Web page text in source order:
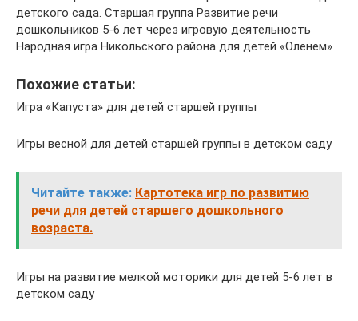
детского сада. Старшая группа Развитие речи
дошкольников 5-6 лет через игровую деятельность
Народная игра Никольского района для детей «Оленем»
Похожие статьи:
Игра «Капуста» для детей старшей группы
Игры весной для детей старшей группы в детском саду
Читайте также: Картотека игр по развитию
речи для детей старшего дошкольного
возраста.
Игры на развитие мелкой моторики для детей 5-6 лет в
детском саду